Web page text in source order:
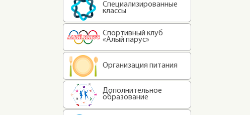
Специализированные
классы
Спортивный клуб
«Алый парус»
Организация питания
Дополнительное
образование